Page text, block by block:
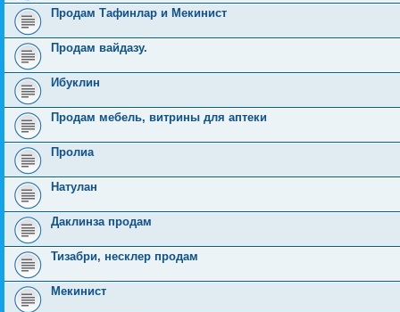
Продам Тафинлар и Мекинист
Продам вайдазу.
Ибуклин
Продам мебель, витрины для аптеки
Пролиа
Натулан
Даклинза продам
Тизабри, несклер продам
Мекинист